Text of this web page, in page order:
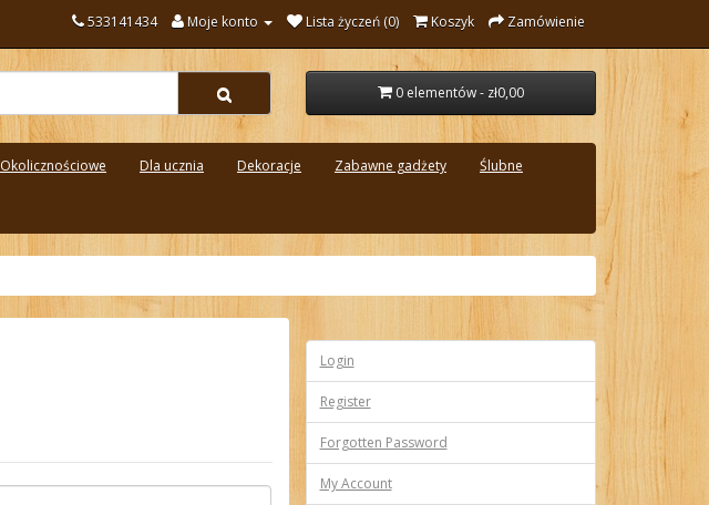
533141434 Moje konto Lista życzeń (0) Koszyk Zamówienie
0 elementów - zł0,00
Okolicznościowe Dla ucznia Dekoracje Zabawne gadżety Ślubne
Login
Register
Forgotten Password
My Account